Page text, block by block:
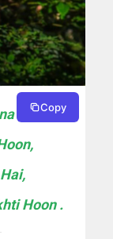
Andaaz
Hoon .
Copy